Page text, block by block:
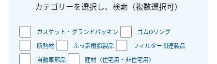
カテゴリーを選択し、検索（複数選択可）
ガスケット・グランドパッキン
ゴムOリング
断熱材
ふっ素樹脂製品
フィルター関連製品
自動車部品
建材（住宅用・非住宅用）